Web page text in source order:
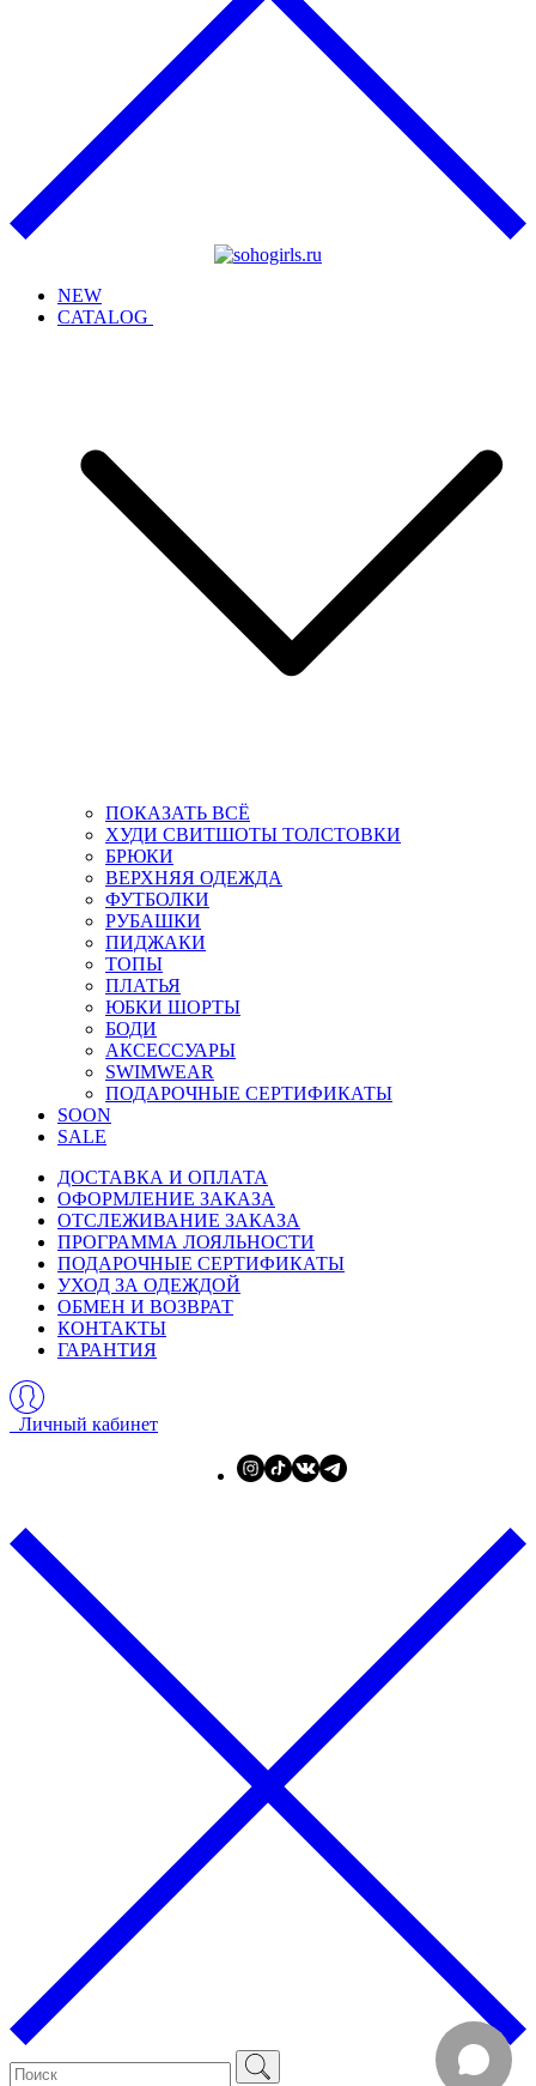
NEW
CATALOG
ПОКАЗАТЬ ВСЁ
ХУДИ СВИТШОТЫ ТОЛСТОВКИ
БРЮКИ
ВЕРХНЯЯ ОДЕЖДА
ФУТБОЛКИ
РУБАШКИ
ПИДЖАКИ
ТОПЫ
ПЛАТЬЯ
ЮБКИ ШОРТЫ
БОДИ
АКСЕССУАРЫ
SWIMWEAR
ПОДАРОЧНЫЕ СЕРТИФИКАТЫ
SOON
SALE
ДОСТАВКА И ОПЛАТА
ОФОРМЛЕНИЕ ЗАКАЗА
ОТСЛЕЖИВАНИЕ ЗАКАЗА
ПРОГРАММА ЛОЯЛЬНОСТИ
ПОДАРОЧНЫЕ СЕРТИФИКАТЫ
УХОД ЗА ОДЕЖДОЙ
ОБМЕН И ВОЗВРАТ
КОНТАКТЫ
ГАРАНТИЯ
Личный кабинет